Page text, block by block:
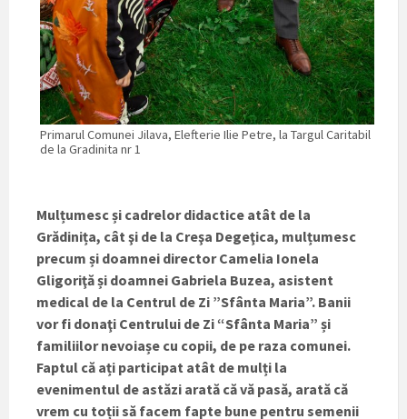
Primarul Comunei Jilava, Elefterie Ilie Petre, la Targul Caritabil
de la Gradinita nr 1
Mulțumesc și cadrelor didactice atât de la
Grădinița, cât şi de la Creşa Degeţica, mulțumesc
precum și doamnei director Camelia Ionela
Gligoriţă și doamnei Gabriela Buzea, asistent
medical de la Centrul de Zi ”Sfânta Maria”. Banii
vor fi donaţi Centrului de Zi “Sfânta Maria” și
familiilor nevoiașe cu copii, de pe raza comunei.
Faptul că ați participat atât de mulți la
evenimentul de astăzi arată că vă pasă, arată că
vrem cu toții să facem fapte bune pentru semenii